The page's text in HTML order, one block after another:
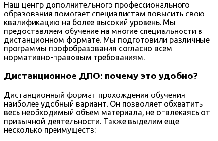
Наш центр дополнительного профессионального
образования помогает специалистам повысить свою
квалификацию на более высокий уровень. Мы
предоставляем обучение на многие специальности в
дистанционном формате. Мы подготовили различные
программы профобразования согласно всем
нормативно-правовым требованиям.
Дистанционное ДПО: почему это удобно?
Дистанционный формат прохождения обучения
наиболее удобный вариант. Он позволяет обхватить
весь необходимый объем материала, не отвлекаясь от
привычной деятельности. Также выделим еще
несколько преимуществ: